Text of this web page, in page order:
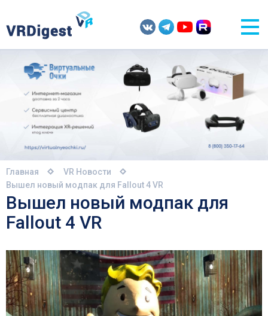
Главная
VR Новости
Вышел новый модпак для Fallout 4 VR
Вышел новый модпак для
Fallout 4 VR